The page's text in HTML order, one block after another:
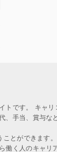
トです。 キャ
、手当、賞与な
とができます。
働く人のキャリ